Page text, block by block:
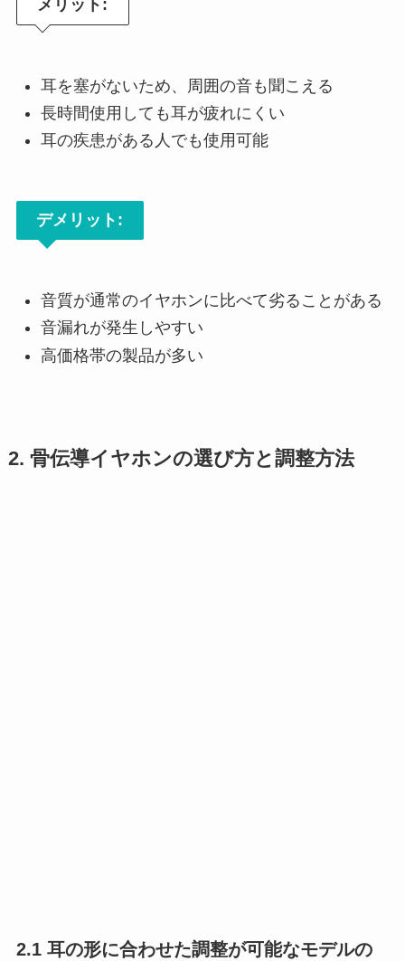
メリット:
耳を塞がないため、周囲の音も聞こえる
長時間使用しても耳が疲れにくい
耳の疾患がある人でも使用可能
デメリット:
音質が通常のイヤホンに比べて劣ることがある
音漏れが発生しやすい
高価格帯の製品が多い
2. 骨伝導イヤホンの選び方と調整方法
2.1 耳の形に合わせた調整が可能なモデルの